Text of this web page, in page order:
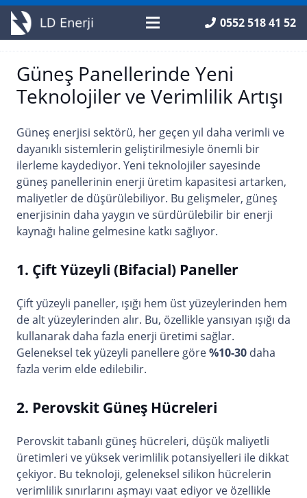
0552 518 41 52
Güneş Panellerinde Yeni
Teknolojiler ve Verimlilik Artışı
Güneş enerjisi sektörü, her geçen yıl daha verimli ve
dayanıklı sistemlerin geliştirilmesiyle önemli bir
ilerleme kaydediyor. Yeni teknolojiler sayesinde
güneş panellerinin enerji üretim kapasitesi artarken,
maliyetler de düşürülebiliyor. Bu gelişmeler, güneş
enerjisinin daha yaygın ve sürdürülebilir bir enerji
kaynağı haline gelmesine katkı sağlıyor.
1. Çift Yüzeyli (Bifacial) Paneller
Çift yüzeyli paneller, ışığı hem üst yüzeylerinden hem
de alt yüzeylerinden alır. Bu, özellikle yansıyan ışığı da
kullanarak daha fazla enerji üretimi sağlar.
Geleneksel tek yüzeyli panellere göre%10-30 daha
fazla verim elde edilebilir.
2. Perovskit Güneş Hücreleri
Perovskit tabanlı güneş hücreleri, düşük maliyetli
üretimleri ve yüksek verimlilik potansiyelleri ile dikkat
çekiyor. Bu teknoloji, geleneksel silikon hücrelerin
verimlilik sınırlarını aşmayı vaat ediyor ve özellikle